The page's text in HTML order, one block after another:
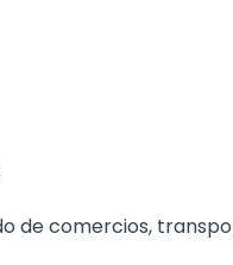
de comercios,